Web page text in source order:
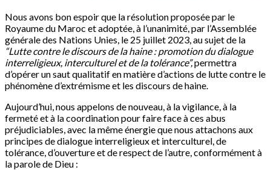
Nous avons bon espoir que la résolution proposée par le
Royaume du Maroc et adoptée, à l’unanimité, par l’Assemblée
générale des Nations Unies, le 25 juillet 2023, au sujet de la
“Lutte contre le discours de la haine : promotion du dialogue
interreligieux, interculturel et de la tolérance”,permettra
d’opérer un saut qualitatif en matière d’actions de lutte contre le
phénomène d’extrémisme et les discours de haine.
Aujourd’hui, nous appelons de nouveau, à la vigilance, à la
fermeté et à la coordination pour faire face à ces abus
préjudiciables, avec la même énergie que nous attachons aux
principes de dialogue interreligieux et interculturel, de
tolérance, d’ouverture et de respect de l’autre, conformément à
la parole de Dieu :